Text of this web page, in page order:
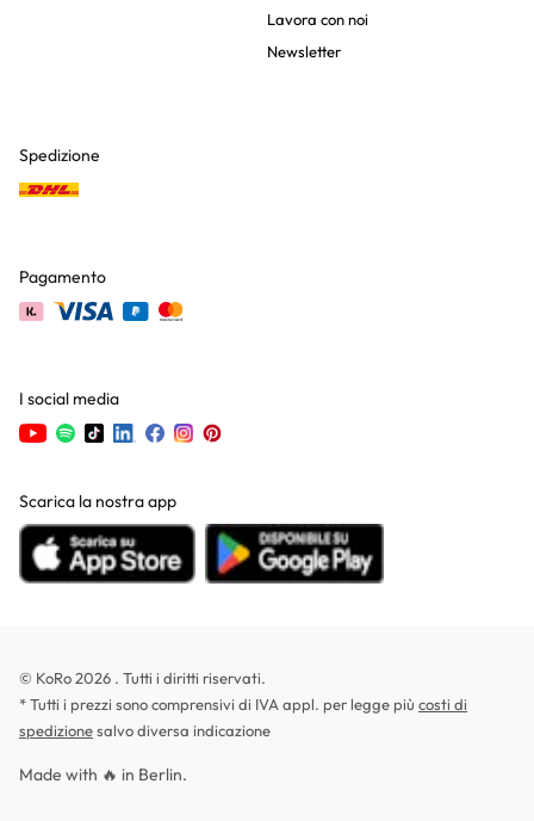
Lavora con noi
Newsletter
Spedizione
Pagamento
I social media
Scarica la nostra app
© KoRo 2026 . Tutti i diritti riservati.
* Tutti i prezzi sono comprensivi di IVA appl. per legge più costi di
spedizionesalvo diversa indicazione
Made with 🔥 in Berlin.